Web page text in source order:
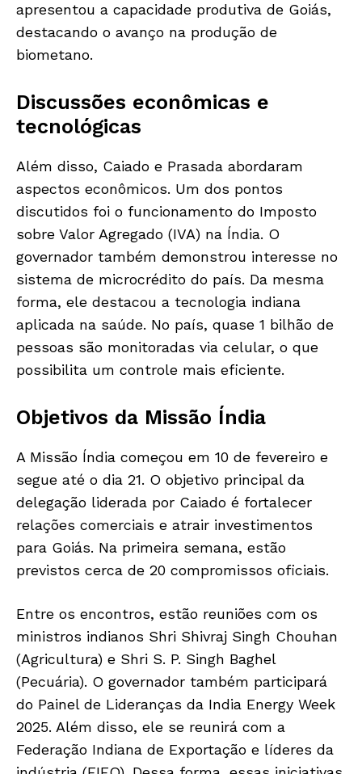
apresentou a capacidade produtiva de Goiás,
destacando o avanço na produção de
biometano.
Discussões econômicas e
tecnológicas
Além disso, Caiado e Prasada abordaram
aspectos econômicos. Um dos pontos
discutidos foi o funcionamento do Imposto
sobre Valor Agregado (IVA) na Índia. O
governador também demonstrou interesse no
sistema de microcrédito do país. Da mesma
forma, ele destacou a tecnologia indiana
aplicada na saúde. No país, quase 1 bilhão de
pessoas são monitoradas via celular, o que
possibilita um controle mais eficiente.
Objetivos da Missão Índia
A Missão Índia começou em 10 de fevereiro e
segue até o dia 21. O objetivo principal da
delegação liderada por Caiado é fortalecer
relações comerciais e atrair investimentos
para Goiás. Na primeira semana, estão
previstos cerca de 20 compromissos oficiais.
Entre os encontros, estão reuniões com os
ministros indianos Shri Shivraj Singh Chouhan
(Agricultura) e Shri S. P. Singh Baghel
(Pecuária). O governador também participará
do Painel de Lideranças da India Energy Week
2025. Além disso, ele se reunirá com a
Federação Indiana de Exportação e líderes da